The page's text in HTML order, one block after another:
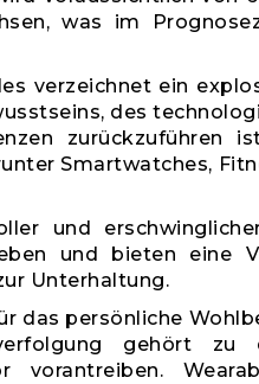
was im
verzeichnet ein
des
Smartwatches,
und
und bieten eine
Unterhaltung.
das persönliche
gehört
vorantreiben.